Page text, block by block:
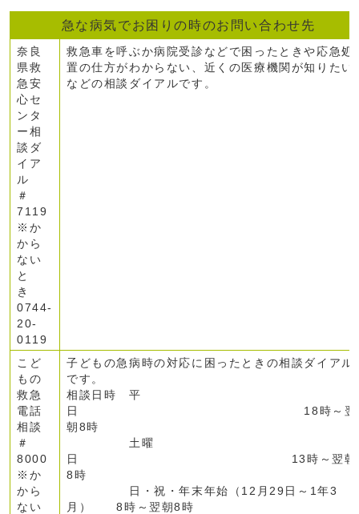
急な病気でお困りの時のお問い合わせ先
奈良
県救
急安
心セ
ンタ
ー相
談ダ
イア
ル
＃
7119
※か
から
ない
と
き
0744-
20-
0119
救急車を呼ぶか病院受診などで困ったときや応急処
置の仕方がわからない、近くの医療機関が知りたい
などの相談ダイアルです。
こど
もの
救急
電話
相談
＃
8000
※か
から
ない
子どもの急病時の対応に困ったときの相談ダイアル
です。
相談日時 平
日 18時～翌
朝8時
土曜
日 13時～翌朝
8時
日・祝・年末年始（12月29日～1年3
月） 8時～翌朝8時